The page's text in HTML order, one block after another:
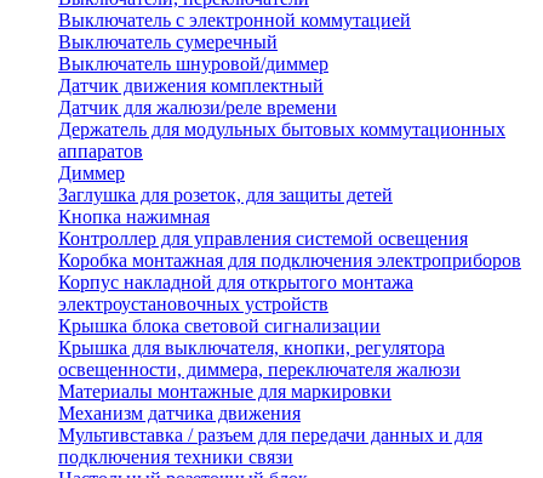
Выключатель с электронной коммутацией
Выключатель сумеречный
Выключатель шнуровой/диммер
Датчик движения комплектный
Датчик для жалюзи/реле времени
Держатель для модульных бытовых коммутационных
аппаратов
Диммер
Заглушка для розеток, для защиты детей
Кнопка нажимная
Контроллер для управления системой освещения
Коробка монтажная для подключения электроприборов
Корпус накладной для открытого монтажа
электроустановочных устройств
Крышка блока световой сигнализации
Крышка для выключателя, кнопки, регулятора
освещенности, диммера, переключателя жалюзи
Материалы монтажные для маркировки
Механизм датчика движения
Мультивставка / разъем для передачи данных и для
подключения техники связи